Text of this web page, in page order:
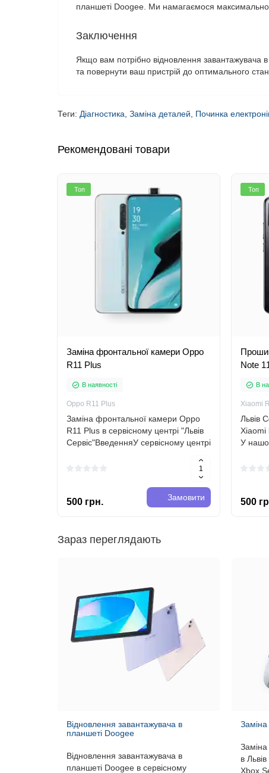
планшеті Doogee. Ми намагаємося
Заключення
Якщо вам потрібно відновлення завантажувача
та повернути ваш пристрій до оптимального
Теги: Діагностика Заміна деталей Починка
Рекомендовані товари
Топ
Заміна фронтальної камери Oppo
R11 Plus
В наявності
Oppo R11 Plus
Заміна фронтальної камери Oppo
R11 Plus в сервісному центрі "Львів
Сервіс"ВведенняУ сервісному центрі
смартфонів різних марок і моделей,
500 грн. Замовити
Топ
Note
В
Xiaomi
Львів
Xiaomi
У
500
Зараз переглядають
Відновлення завантажувача в
планшеті Doogee
Відновлення завантажувача в
планшеті Doogee в сервісному
в
Xbox